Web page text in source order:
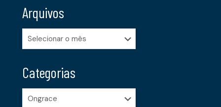
Arquivos
Arquivos
Categorias
Categorias